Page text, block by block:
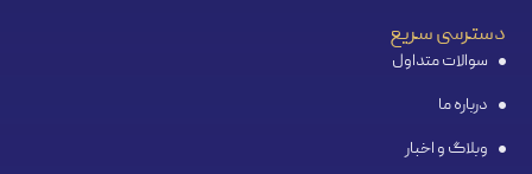
دسترسی سریع
سوالات متداول
درباره ما
وبلاگ و اخبار